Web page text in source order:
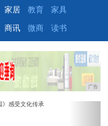
家居 教育 家具
商讯 微商 读书
广告